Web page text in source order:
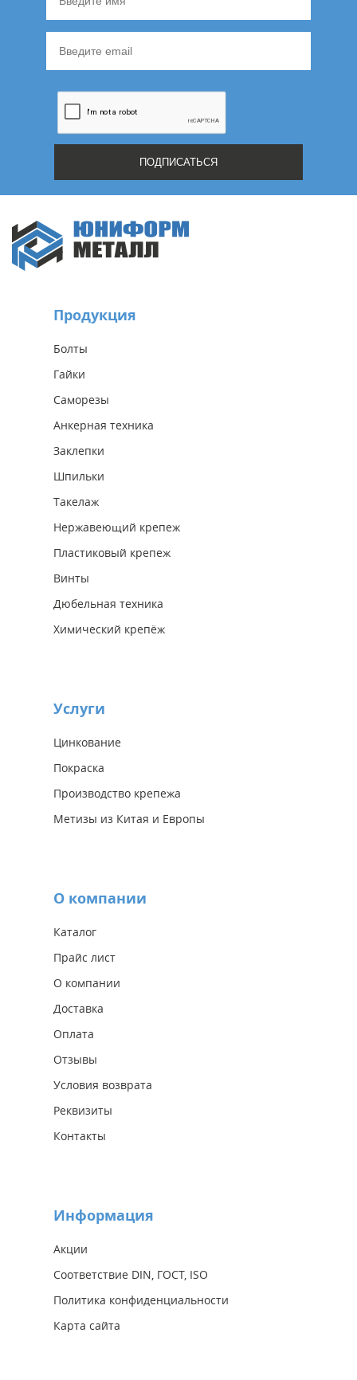
Продукция
Болты
Гайки
Саморезы
Анкерная техника
Заклепки
Шпильки
Такелаж
Нержавеющий крепеж
Пластиковый крепеж
Винты
Дюбельная техника
Химический крепёж
Услуги
Цинкование
Покраска
Производство крепежа
Метизы из Китая и Европы
О компании
Каталог
Прайс лист
О компании
Доставка
Оплата
Отзывы
Условия возврата
Реквизиты
Контакты
Информация
Акции
Соответствие DIN, ГОСТ, ISO
Политика конфиденциальности
Карта сайта